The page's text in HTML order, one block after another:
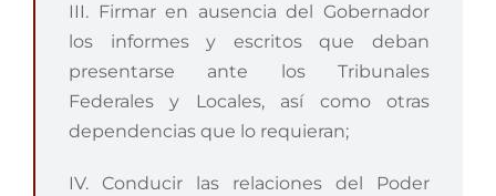
III. Firmar en ausencia del Gobernador
los informes y escritos que deban
presentarse ante los Tribunales
Federales y Locales, así como otras
dependencias que lo requieran;
IV. Conducir las relaciones del Poder